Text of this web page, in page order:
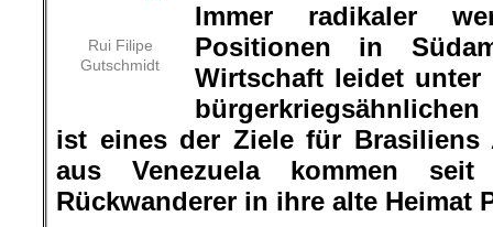
Rui Filipe
Gutschmidt
Immer radikaler
Positionen in
Wirtschaft leidet
ist eines der Ziele für Brasiliens
aus Venezuela kommen
Rückwanderer in ihre alte Heimat